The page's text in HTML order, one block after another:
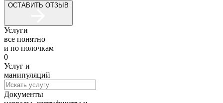
ОСТАВИТЬ ОТЗЫВ
Услуги
все понятно
и по полочкам
0
Услуг и
манипуляций
Документы